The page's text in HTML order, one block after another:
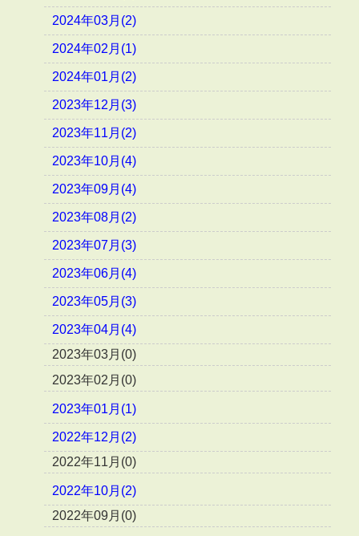
2024年03月(2)
2024年02月(1)
2024年01月(2)
2023年12月(3)
2023年11月(2)
2023年10月(4)
2023年09月(4)
2023年08月(2)
2023年07月(3)
2023年06月(4)
2023年05月(3)
2023年04月(4)
2023年03月(0)
2023年02月(0)
2023年01月(1)
2022年12月(2)
2022年11月(0)
2022年10月(2)
2022年09月(0)